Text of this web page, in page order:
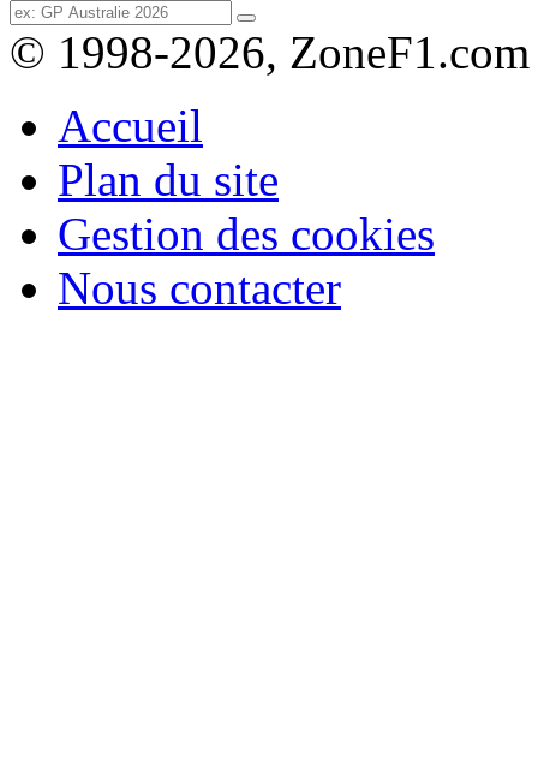
© 1998-2026, ZoneF1.com
Accueil
Plan du site
Gestion des cookies
Nous contacter